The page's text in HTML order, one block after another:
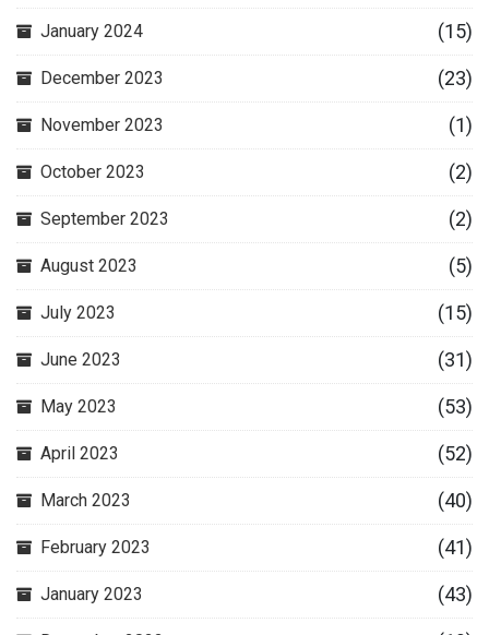
January 2024 (15)
December 2023 (23)
November 2023 (1)
October 2023 (2)
September 2023 (2)
August 2023 (5)
July 2023 (15)
June 2023 (31)
May 2023 (53)
April 2023 (52)
March 2023 (40)
February 2023 (41)
January 2023 (43)